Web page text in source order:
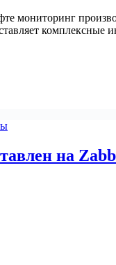
мониторинг
комплексные
на